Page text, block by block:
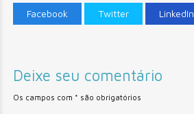
Facebook Twitter LinkedIn
Deixe seu comentário
Os campos com * são obrigatórios